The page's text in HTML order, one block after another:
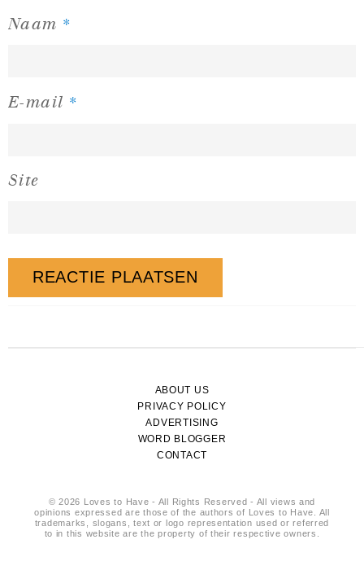
Naam *
E-mail *
Site
ABOUT US
PRIVACY POLICY
ADVERTISING
WORD BLOGGER
CONTACT
© 2026 Loves to Have - All Rights Reserved - All views and
opinions expressed are those of the authors of Loves to Have. All
trademarks, slogans, text or logo representation used or referred
to in this website are the property of their respective owners.